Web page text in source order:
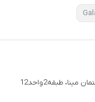
طبقه2واحد12